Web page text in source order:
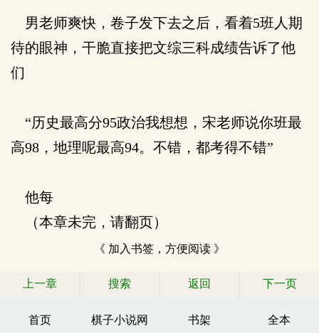
男老师爽快，卷子发下去之后，看着5班人期
待的眼神，干脆直接把文综三科成绩告诉了他
们
“历史最高分95政治我想想，宋老师说你班最
高98，地理呢最高94。不错，都考得不错”
他每
（本章未完，请翻页）
《 加入书签，方便阅读 》
上一章 搜索 返回 下一页
首页 棋子小说网 书架 全本